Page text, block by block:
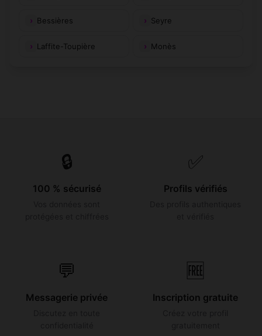
Bessières Seyre
Laffite-Toupière Monès
🔒
100 % sécurisé
✅
Profils vérifiés
💬
Messagerie privée
🆓
Inscription gratuite